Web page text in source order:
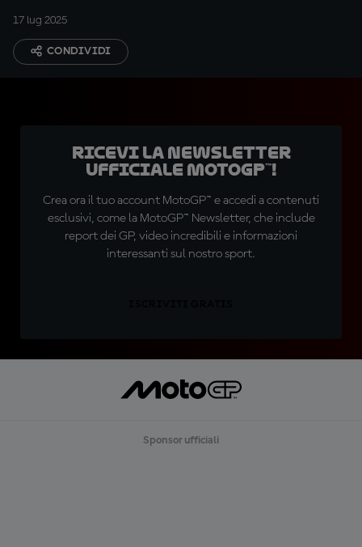
17 lug 2025
CONDIVIDI
Ricevi la newsletter
ufficiale MotoGP™!
Crea ora il tuo account MotoGP™ e accedi a contenuti
esclusivi, come la MotoGP™ Newsletter, che include
report dei GP, video incredibili e informazioni
interessanti sul nostro sport.
Sponsor ufficiali